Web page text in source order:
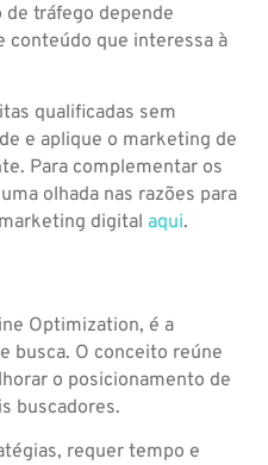
de tráfego depende
conteúdo que interessa à
qualificadas sem
e aplique o marketing de
Para complementar os
olhada nas razões para
digital aqui.
Optimization, é a
busca. O conceito reúne
o posicionamento de
buscadores.
requer tempo e